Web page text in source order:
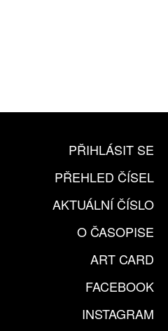
PŘIHLÁSIT SE
PŘEHLED ČÍSEL
AKTUÁLNÍ ČÍSLO
O ČASOPISE
ART CARD
FACEBOOK
INSTAGRAM